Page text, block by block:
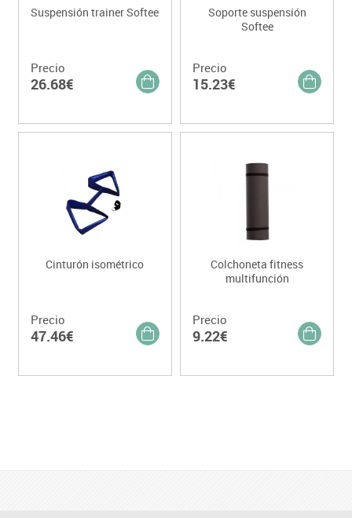
Suspensión trainer Softee
Precio
26.68€
Soporte suspensión
Softee
Precio
15.23€
Cinturón isométrico
Precio
47.46€
Colchoneta fitness
multifunción
Precio
9.22€